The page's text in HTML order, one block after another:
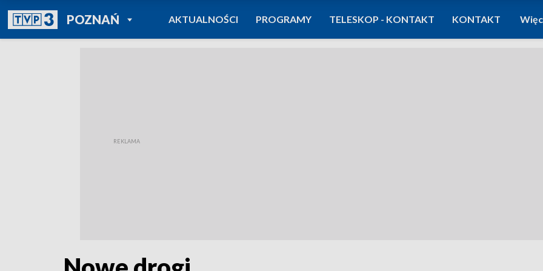
POZNAŃPOWRÓT DO
TVP REGIONY
AKTUALNOŚCI PROGRAMY TELESKOP - KONTAKT KONTAKT